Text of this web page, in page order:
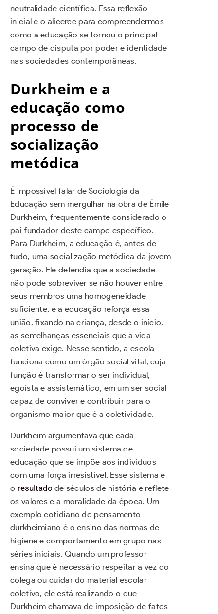
neutralidade científica. Essa reflexão
inicial é o alicerce para compreendermos
como a educação se tornou o principal
campo de disputa por poder e identidade
nas sociedades contemporâneas.
Durkheim e a
educação como
processo de
socialização
metódica
É impossível falar de Sociologia da
Educação sem mergulhar na obra de Émile
Durkheim, frequentemente considerado o
pai fundador deste campo específico.
Para Durkheim, a educação é, antes de
tudo, uma socialização metódica da jovem
geração. Ele defendia que a sociedade
não pode sobreviver se não houver entre
seus membros uma homogeneidade
suficiente, e a educação reforça essa
união, fixando na criança, desde o início,
as semelhanças essenciais que a vida
coletiva exige. Nesse sentido, a escola
funciona como um órgão social vital, cuja
função é transformar o ser individual,
egoísta e assistemático, em um ser social
capaz de conviver e contribuir para o
organismo maior que é a coletividade.
Durkheim argumentava que cada
sociedade possui um sistema de
educação que se impõe aos indivíduos
com uma força irresistível. Esse sistema é
o resultado de séculos de história e reflete
os valores e a moralidade da época. Um
exemplo cotidiano do pensamento
durkheimiano é o ensino das normas de
higiene e comportamento em grupo nas
séries iniciais. Quando um professor
ensina que é necessário respeitar a vez do
colega ou cuidar do material escolar
coletivo, ele está realizando o que
Durkheim chamava de imposição de fatos